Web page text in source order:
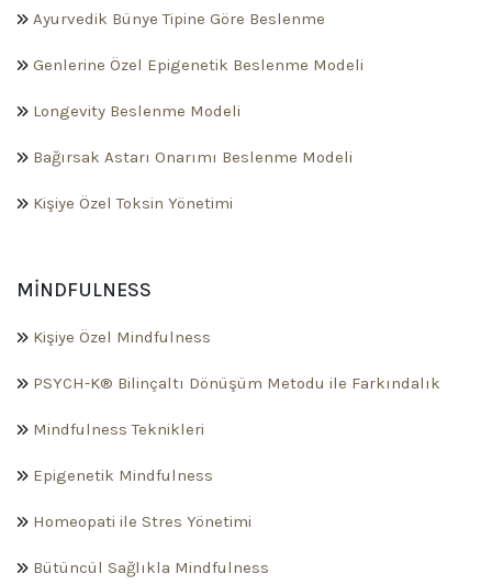
Ayurvedik Bünye Tipine Göre Beslenme
Genlerine Özel Epigenetik Beslenme Modeli
Longevity Beslenme Modeli
Bağırsak Astarı Onarımı Beslenme Modeli
Kişiye Özel Toksin Yönetimi
MINDFULNESS
Kişiye Özel Mindfulness
PSYCH-K® Bilinçaltı Dönüşüm Metodu ile Farkındalık
Mindfulness Teknikleri
Epigenetik Mindfulness
Homeopati ile Stres Yönetimi
Bütüncül Sağlıkla Mindfulness